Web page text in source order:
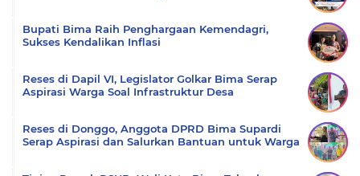
Bupati Bima Raih Penghargaan Kemendagri,
Sukses Kendalikan Inflasi
Reses di Dapil VI, Legislator Golkar Bima Serap
Aspirasi Warga Soal Infrastruktur Desa
Reses di Donggo, Anggota DPRD Bima Supardi
Serap Aspirasi dan Salurkan Bantuan untuk Warga